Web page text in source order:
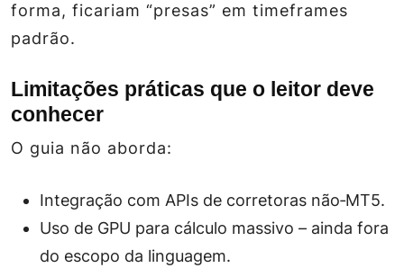
forma, ficariam “presas” em timeframes
padrão.
Limitações práticas que o leitor deve
conhecer
O guia não aborda:
Integração com APIs de corretoras não‑MT5.
Uso de GPU para cálculo massivo – ainda fora
do escopo da linguagem.